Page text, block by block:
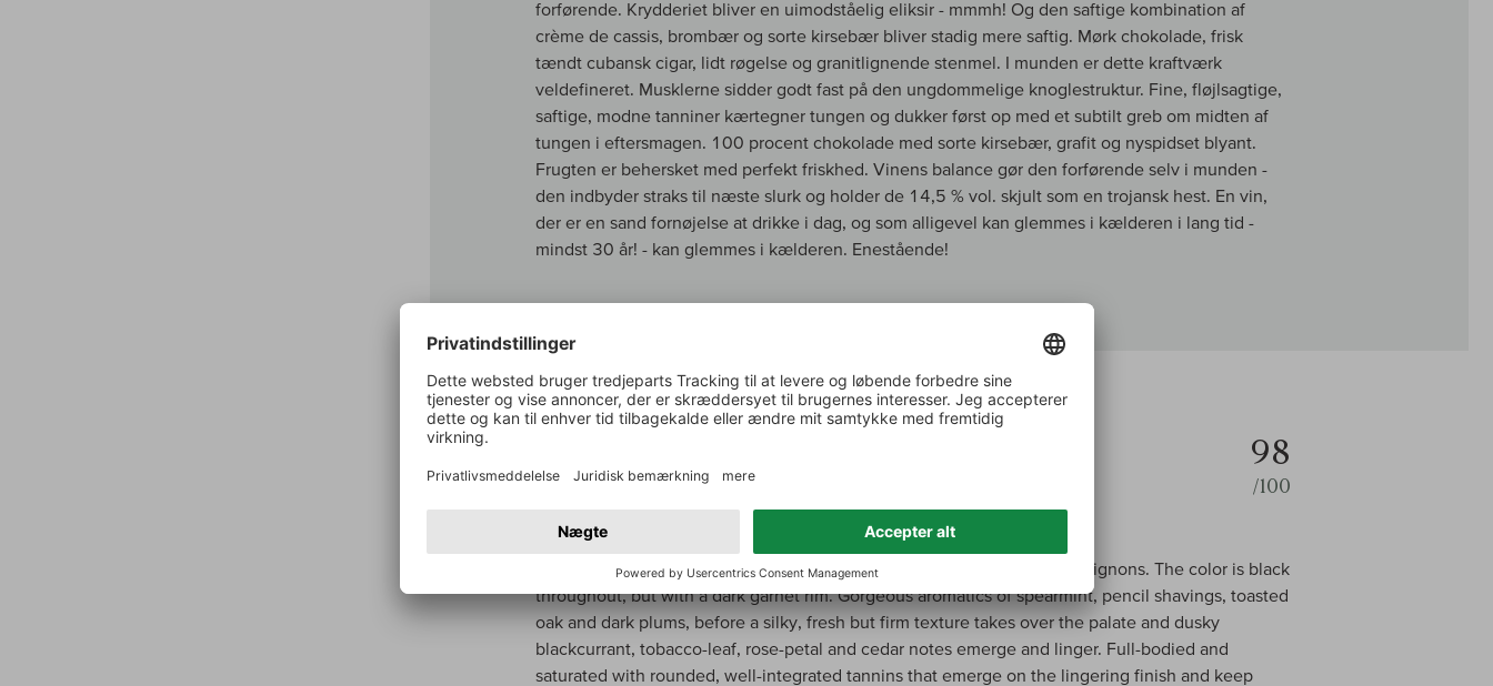
forførende. Krydderiet bliver en uimodståelig eliksir - mmmh! Og den saftige kombination af
crème de cassis, brombær og sorte kirsebær bliver stadig mere saftig. Mørk chokolade, frisk
tændt cubansk cigar, lidt røgelse og granitlignende stenmel. I munden er dette kraftværk
veldefineret. Musklerne sidder godt fast på den ungdommelige knoglestruktur. Fine, fløjlsagtige,
saftige, modne tanniner kærtegner tungen og dukker først op med et subtilt greb om midten af
tungen i eftersmagen. 100 procent chokolade med sorte kirsebær, grafit og nyspidset blyant.
Frugten er behersket med perfekt friskhed. Vinens balance gør den forførende selv i munden -
den indbyder straks til næste slurk og holder de 14,5 % vol. skjult som en trojansk hest. En vin,
der er en sand fornøjelse at drikke i dag, og som alligevel kan glemmes i kælderen i lang tid -
mindst 30 år! - kan glemmes i kælderen. Enestående!
98
/100
Suckling om:
A standout vintage for one of California’s most collectible cabernet sauvignons. The color is black
throughout, but with a dark garnet rim. Gorgeous aromatics of spearmint, pencil shavings, toasted
oak and dark plums, before a silky, fresh but firm texture takes over the palate and dusky
blackcurrant, tobacco-leaf, rose-petal and cedar notes emerge and linger. Full-bodied and
saturated with rounded, well-integrated tannins that emerge on the lingering finish and keep